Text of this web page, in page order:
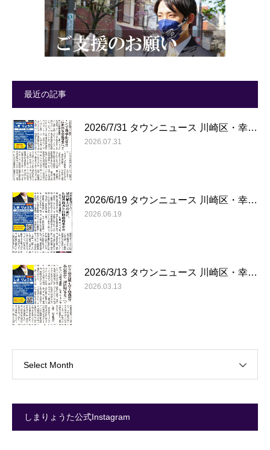
最近の記事
2026/7/31 タウンニュース 川崎区・幸…
2026.07.31
2026/6/19 タウンニュース 川崎区・幸…
2026.06.19
2026/3/13 タウンニュース 川崎区・幸…
2026.03.13
Select Month
しまりょうた公式Instagram